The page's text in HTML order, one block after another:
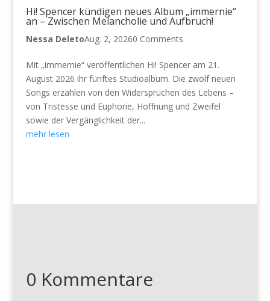
Hi! Spencer kündigen neues Album „immernie“
an – Zwischen Melancholie und Aufbruch!
Nessa DeletoAug. 2, 20260 Comments
Mit „immernie“ veröffentlichen Hi! Spencer am 21.
August 2026 ihr fünftes Studioalbum. Die zwölf neuen
Songs erzählen von den Widersprüchen des Lebens –
von Tristesse und Euphorie, Hoffnung und Zweifel
sowie der Vergänglichkeit der...
mehr lesen
0 Kommentare